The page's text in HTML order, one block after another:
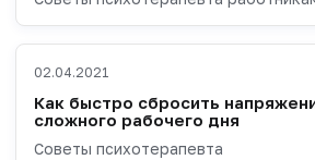
02.04.2021
Как быстро сбросить
сложного рабочего дня
Советы психотерапевта